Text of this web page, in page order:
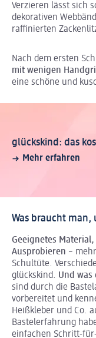
Verzieren lässt sich
dekorativen
raffinierten
Nach dem ersten
mit wenigen
eine schöne und
glückskind: das
Mehr erfahren
Was braucht man,
Geeignetes
Ausprobieren –
Schultüte.
glückskind. Und was
sind durch die
vorbereitet und
Heißkleber und Co.
Bastelerfahrung
einfachen Schritt-